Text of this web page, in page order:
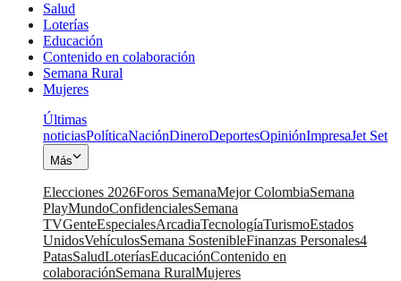
Salud
Loterías
Educación
Contenido en colaboración
Semana Rural
Mujeres
Últimas
noticiasPolíticaNaciónDineroDeportesOpiniónImpresaJet Set
Más
Elecciones 2026Foros SemanaMejor ColombiaSemana
PlayMundoConfidencialesSemana
TVGenteEspecialesArcadiaTecnologíaTurismoEstados
UnidosVehículosSemana SostenibleFinanzas Personales4
PatasSaludLoteríasEducaciónContenido en
colaboraciónSemana RuralMujeres